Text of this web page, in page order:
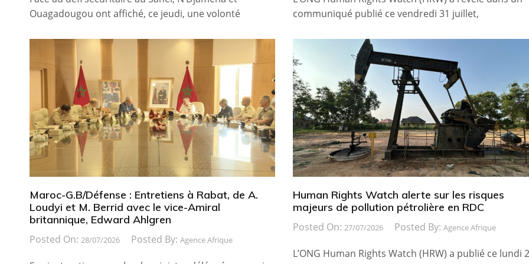
Ouagadougou ont affiché, ce jeudi, une volonté
communiqué publié ce vendredi 31 juillet,
Maroc-G.B/Défense : Entretiens à Rabat, de A.
Loudyi et M. Berrid avec le vice-Amiral
britannique, Edward Ahlgren
Posted On: 28/07/2026 Posted By: Agence Afrique
Human Rights Watch alerte sur les risques
majeurs de pollution pétrolière en RDC
Posted On: 27/07/2026 Posted By: Agence Afrique
L’ONG Human Rights Watch (HRW) a publié ce lundi